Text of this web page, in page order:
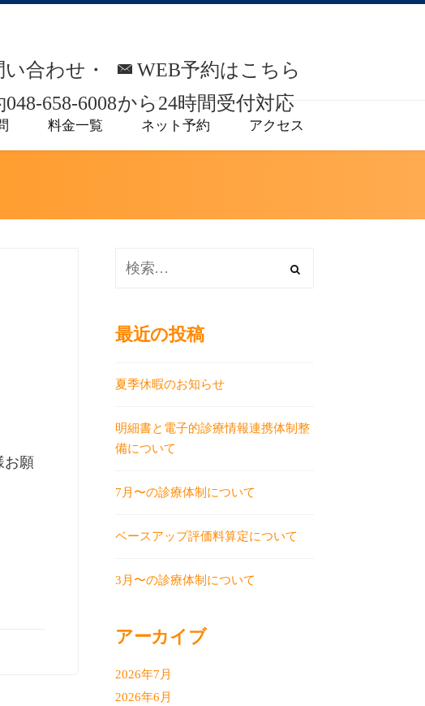
い合わせ・
048-658-6008
WEB予約はこちら
から24時間受付対応
料金一覧 ネット予約 アクセス
お願
最近の投稿
夏季休暇のお知らせ
明細書と電子的診療情報連携体制整
備について
7月〜の診療体制について
ベースアップ評価料算定について
3月〜の診療体制について
アーカイブ
2026年7月
2026年6月